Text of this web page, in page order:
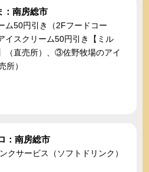
南房総市
50円引き（2Fフードコー
イスクリーム50円引き【ミル
（直売所）、③佐野牧場のアイ
所）
：南房総市
クサービス（ソフトドリンク）